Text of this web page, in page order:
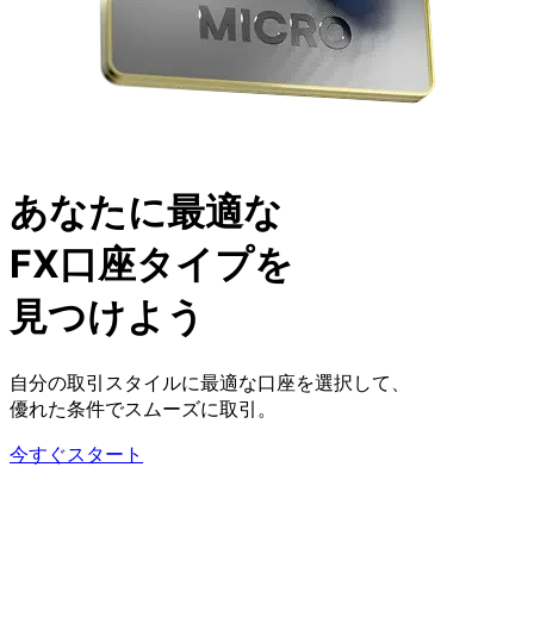
あなたに最適な
FX口座タイプを
見つけよう
自分の取引スタイルに最適な口座を選択して、
優れた条件でスムーズに取引。
今すぐスタート